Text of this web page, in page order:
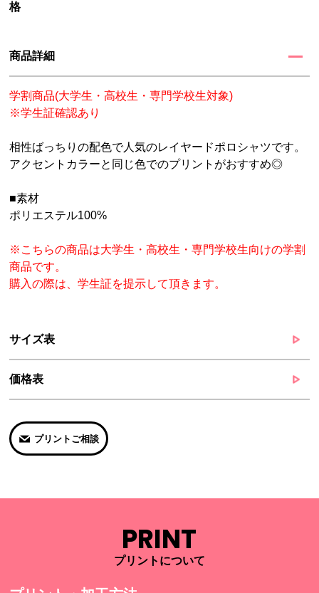
格
商品詳細
学割商品(大学生・高校生・専門学校生対象)
※学生証確認あり
相性ばっちりの配色で人気のレイヤードポロシャツです。
アクセントカラーと同じ色でのプリントがおすすめ◎
■素材
ポリエステル100%
※こちらの商品は大学生・高校生・専門学校生向けの学割
商品です。
購入の際は、学生証を提示して頂きます。
サイズ表
価格表
プリントご相談
PRINT
プリントについて